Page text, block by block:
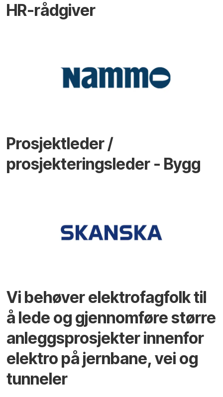
HR-rådgiver
Prosjektleder /
prosjekteringsleder - Bygg
Vi behøver elektrofagfolk til
å lede og gjennomføre større
anleggsprosjekter innenfor
elektro på jernbane, vei og
tunneler